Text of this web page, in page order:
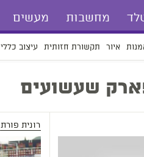
מחשבות מעשים
איור תקשורת חזותית עיצוב כללי
שעשועים
רונית פורת